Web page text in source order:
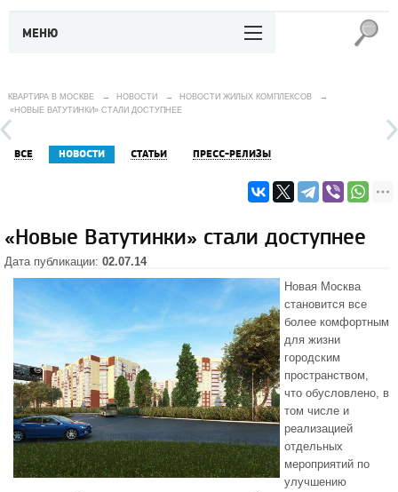
МЕНЮ
КВАРТИРА В МОСКВЕ → НОВОСТИ → НОВОСТИ ЖИЛЫХ КОМПЛЕКСОВ
→
«НОВЫЕ ВАТУТИНКИ» СТАЛИ ДОСТУПНЕЕ
ВСЕ НОВОСТИ СТАТЬИ ПРЕСС-РЕЛИЗЫ
«Новые Ватутинки» стали доступнее
Дата публикации: 02.07.14
Новая Москва
становится все
более комфортным
для жизни
городским
пространством,
что обусловлено, в
том числе и
реализацией
отдельных
мероприятий по
улучшению